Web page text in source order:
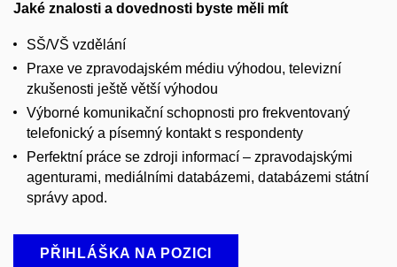
Jaké znalosti a dovednosti byste měli mít
SŠ/VŠ vzdělání
Praxe ve zpravodajském médiu výhodou, televizní
zkušenosti ještě větší výhodou
Výborné komunikační schopnosti pro frekventovaný
telefonický a písemný kontakt s respondenty
Perfektní práce se zdroji informací – zpravodajskými
agenturami, mediálními databázemi, databázemi státní
správy apod.
PŘIHLÁŠKA NA POZICI